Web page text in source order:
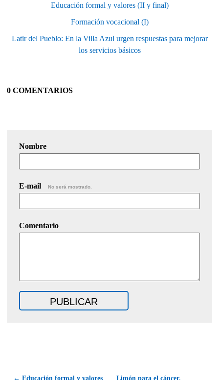
Educación formal y valores (II y final)
Formación vocacional (I)
Latir del Pueblo: En la Villa Azul urgen respuestas para mejorar
los servicios básicos
0 COMENTARIOS
Nombre
E-mail No será mostrado.
Comentario
← Educación formal y valores Limón para el cáncer,